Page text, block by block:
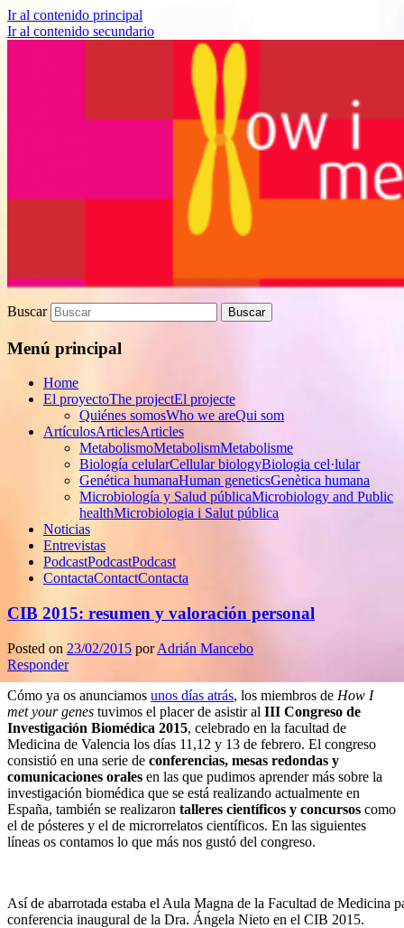
Ir al contenido principal
Ir al contenido secundario
How I met your genes
Proyecto de divulgación científica sobre
Buscar
Menú principal
Home
El proyectoThe projectEl projecte
Quiénes somosWho we areQui som
ArtículosArticlesArticles
MetabolismoMetabolismMetabolisme
Biología celularCellular biologyBiologia cel·lular
Genética humanaHuman geneticsGenètica humana
Microbiología y Salud públicaMicrobiology and Public
healthMicrobiologia i Salut pública
Noticias
Entrevistas
PodcastPodcastPodcast
ContactaContactContacta
CIB 2015: resumen y valoración personal
Posted on 23/02/2015 porAdrián Mancebo
Responder
Cómo ya os anunciamos unos días atrás, los miembros de How I
met your genes tuvimos el placer de asistir al III Congreso de
Investigación Biomédica 2015, celebrado en la facultad de
Medicina de Valencia los días 11,12 y 13 de febrero. El congreso
consistió en una serie de conferencias, mesas redondas y
comunicaciones orales en las que pudimos aprender más sobre la
investigación biomédica que se está realizando actualmente en
España, también se realizaron talleres científicos y concursos como
el de pósteres y el de microrrelatos científicos. En las siguientes
líneas os contamos lo que más nos gustó del congreso.
Así de abarrotada estaba el Aula Magna de la Facultad de Medicina
conferencia inaugural de la Dra. Ángela Nieto en el CIB 2015.